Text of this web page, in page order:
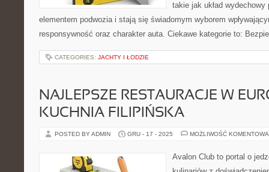
takie jak układ
elementem podwozia i stają się świadomym wyborem
responsywność oraz charakter auta. Ciekawe kategorie to:
CATEGORIES: JACHTY I ŁODZIE
NAJLEPSZE RESTAURACJE W
KUCHNIA FILIPIŃSKA
POSTED BY ADMIN GRU - 17 - 2025 MOŻLIWOŚĆ
Avalon Club to portal o